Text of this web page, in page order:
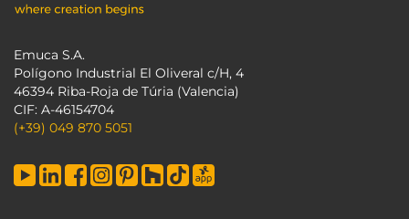
Emuca S.A.
Polígono Industrial El Oliveral c/H, 4
46394 Riba-Roja de Túria (Valencia)
CIF: A-46154704
(+39) 049 870 5051